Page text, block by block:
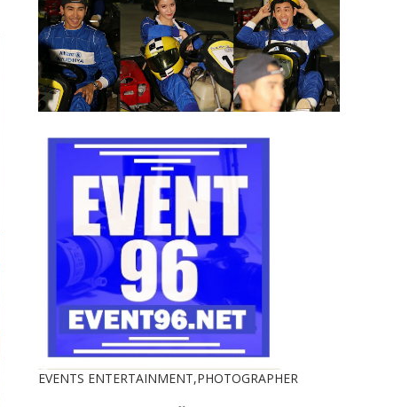
EVENTS ENTERTAINMENT,PHOTOGRAPHER